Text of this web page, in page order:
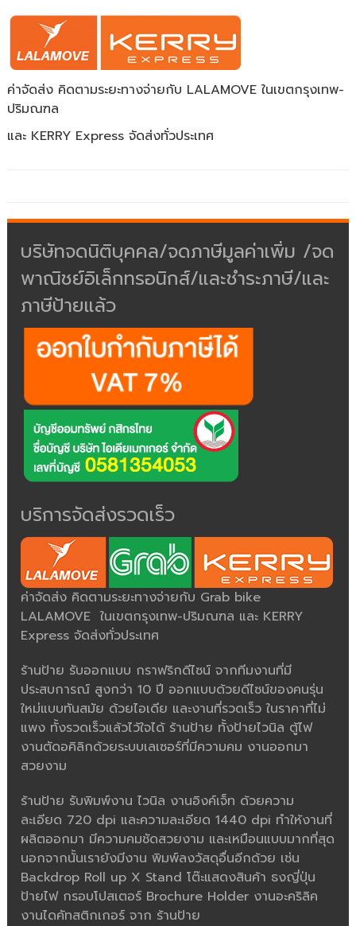
ค่าจัดส่ง คิดตามระยะทางจ่ายกับ LALAMOVE ในเขตกรุงเทพ-
ปริมณฑล
และ KERRY Express จัดส่งทั่วประเทศ
บริษัทจดนิติบุคคล/จดภาษีมูลค่าเพิ่ม /จด
พาณิชย์อิเล็กทรอนิกส์/และชำระภาษี/และ
ภาษีป้ายแล้ว
บริการจัดส่งรวดเร็ว
ค่าจัดส่ง คิดตามระยะทางจ่ายกับ Grab bike
LALAMOVE ในเขตกรุงเทพ-ปริมณฑล และ KERRY
Express จัดส่งทั่วประเทศ
ร้านป้าย รับออกแบบ กราฟริกดีไซน์ จากทีมงานที่มี
ประสบการณ์ สูงกว่า 10 ปี ออกแบบด้วยดีไซน์ของคนรุ่น
ใหม่แบบทันสมัย ด้วยไอเดีย และงานที่รวดเร็ว ในราคาที่ไม่
แพง ทั้งรวดเร็วแล้วไว้ใจได้ ร้านป้าย ทั้งป้ายไวนิล ตู้ไฟ
งานตัดอคิลิกด้วยระบบเลเซอร์ที่มีความคม งานออกมา
สวยงาม
ร้านป้าย รับพิมพ์งาน ไวนิล งานอิงค์เจ็ท ด้วยความ
ละเอียด 720 dpi และความละเอียด 1440 dpi ทำให้งานที่
ผลิตออกมา มีความคมชัดสวยงาม และเหมือนแบบมากที่สุด
นอกจากนั้นเรายังมีงาน พิมพ์ลงวัสดุอื่นอีกด้วย เช่น
Backdrop Roll up X Stand โต๊ะแสดงสินค้า ธงญี่ปุ่น
ป้ายไฟ กรอบโปสเตอร์ Brochure Holder งานอะคริลิค
งานไดคัทสติกเกอร์ จาก ร้านป้าย